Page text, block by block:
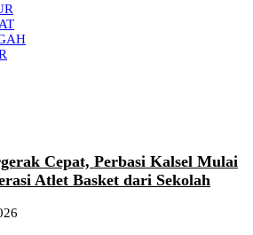
Cepat, Perbasi Kalsel Mulai
Atlet Basket dari Sekolah